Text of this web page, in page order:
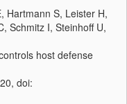
Hartmann S, Leister H,
Schmitz I, Steinhoff U,
host defense
doi: